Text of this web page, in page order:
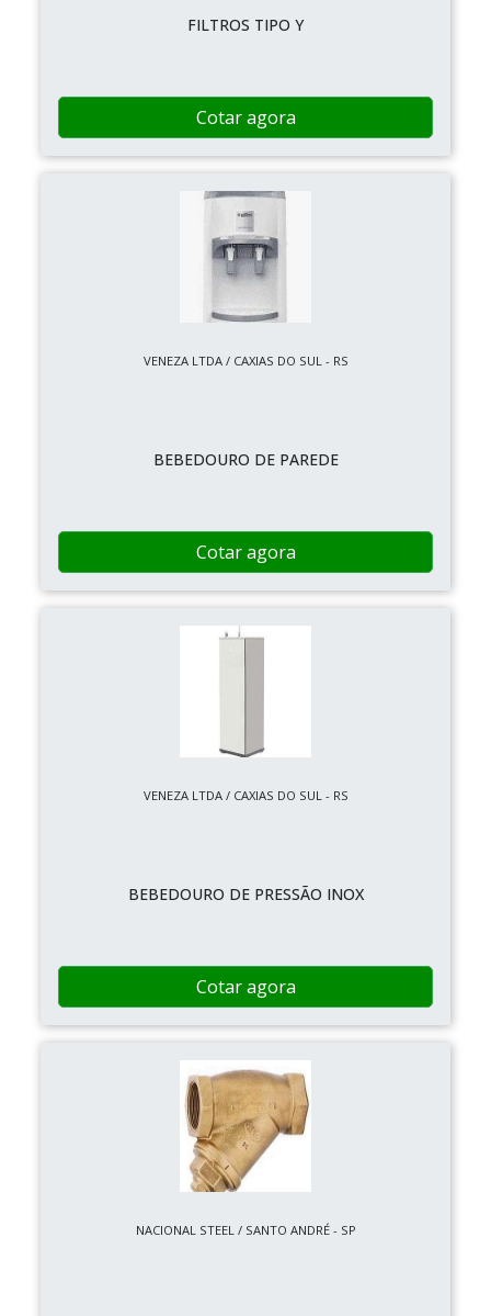
FILTROS TIPO Y
Cotar agora
VENEZA LTDA / CAXIAS DO SUL - RS
BEBEDOURO DE PAREDE
Cotar agora
VENEZA LTDA / CAXIAS DO SUL - RS
BEBEDOURO DE PRESSÃO INOX
Cotar agora
NACIONAL STEEL / SANTO ANDRÉ - SP